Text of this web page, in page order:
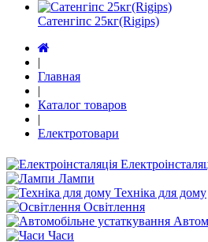
Сатенгіпс 25кг(Rigips)
|
Главная
|
Каталог товаров
|
Електротовари
Лампи
Техніка для дому
Освітлення
Часи